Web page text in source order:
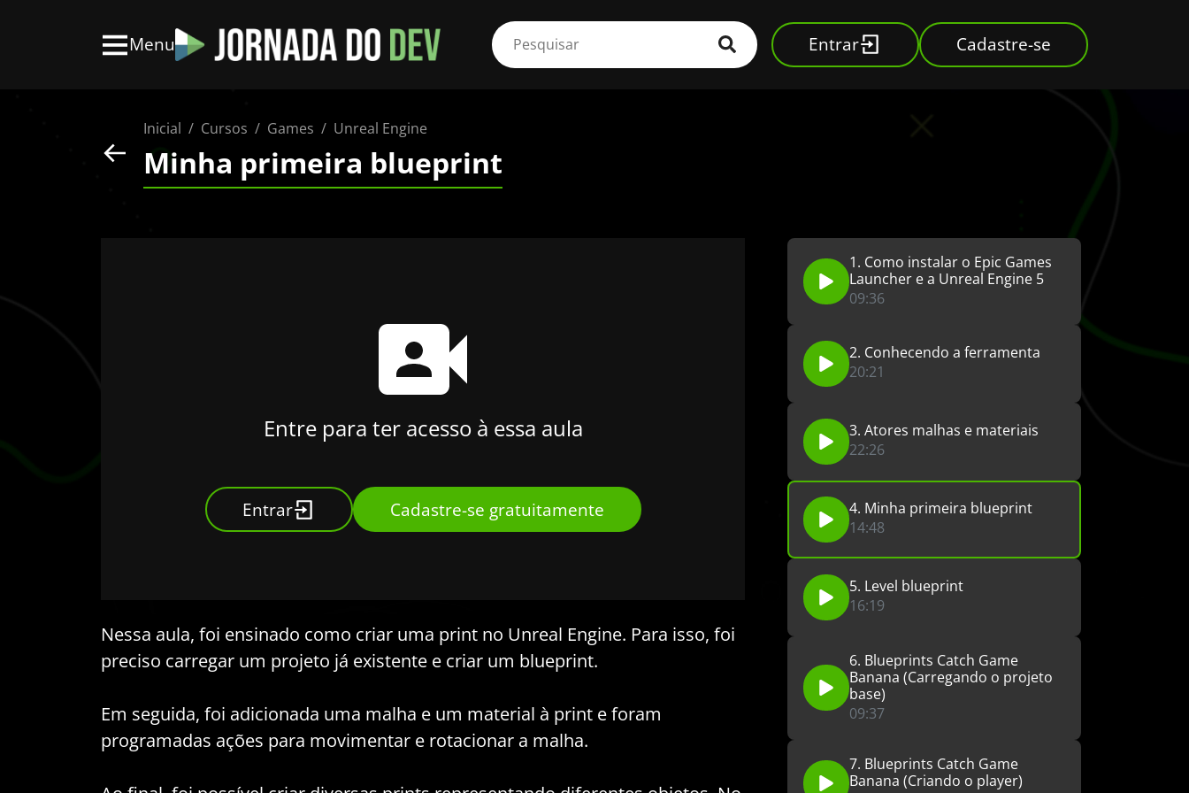
Menu Entrar Cadastre-se
Inicial Cursos Games Unreal Engine
Minha primeira blueprint
Entre para ter acesso à essa aula
Entrar Cadastre-se gratuitamente
Nessa aula, foi ensinado como criar uma print no Unreal Engine. Para isso, foi
preciso carregar um projeto já existente e criar um blueprint.
Em seguida, foi adicionada uma malha e um material à print e foram
programadas ações para movimentar e rotacionar a malha.
1. Como instalar o Epic Games
Launcher e a Unreal Engine 5
09:36
2. Conhecendo a ferramenta
20:21
3. Atores malhas e materiais
22:26
4. Minha primeira blueprint
14:48
5. Level blueprint
16:19
6. Blueprints Catch Game
Banana (Carregando o projeto
base)
09:37
7. Blueprints Catch Game
Banana (Criando o player)